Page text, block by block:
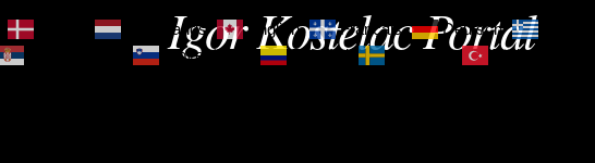
Igor Kostelac Portal
Nederlands English Français Deutsch
Slovenščina Español Svenska Türkçe